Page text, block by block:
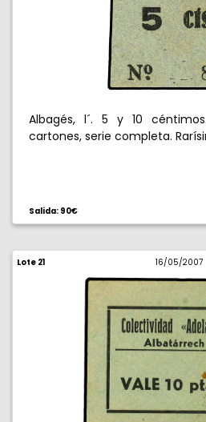
Albagés, l´. 5 y 10
cartones, serie completa.
Salida: 90€
Lote 21 16/05/2007